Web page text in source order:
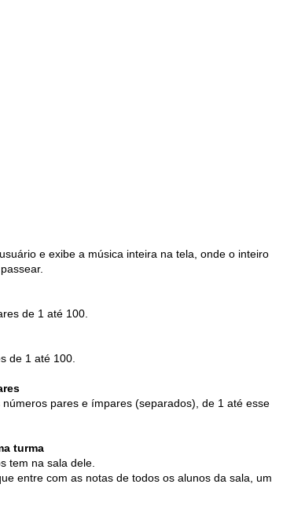
e exibe a música inteira na tela, onde o inteiro
de 1 até 100.
de 1 até 100.
pares e ímpares (separados), de 1 até esse
turma
tem na sala dele.
entre com as notas de todos os alunos da sala, um